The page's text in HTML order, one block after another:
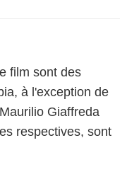
film sont des
à l'exception de
Giaffreda
respectives, sont